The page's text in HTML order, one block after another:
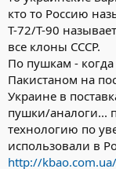
кто то Россию
Т-72/Т-90
все клоны СССР.
По пушкам -
Пакистаном на
Украине в
пушки/аналоги...
технологию по
использовали в
http://